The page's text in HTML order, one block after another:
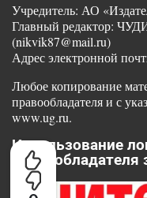
Учредитель: АО
Главный редактор:
(nikvik87@mail.ru)
Адрес электронной
Любое копирование
правообладателя и с
www.ug.ru.
Использование